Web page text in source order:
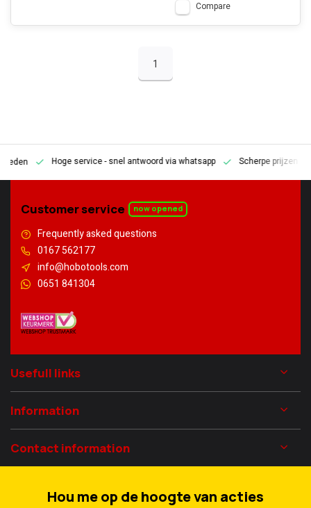
Compare
1
Hoge service- snel antwoord via whatsapp Scherpe prijzen
Customer service now opened
Frequently asked questions
0167 562177
info@hobotools.com
0651 841304
Usefull links
Information
Contact information
Hou me op de hoogte van acties